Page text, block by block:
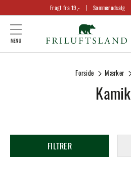
Fragt fra 19,- Sommerudsalg
Kamik
Forside Mærker
FILTRER